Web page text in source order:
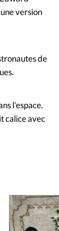
version
de
l’espace.
calice avec